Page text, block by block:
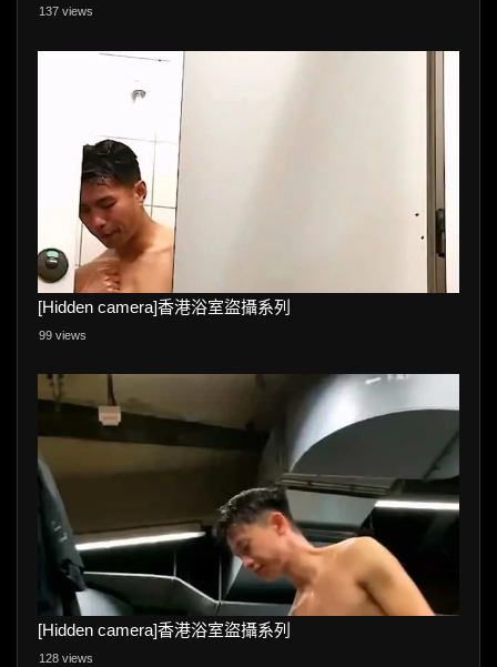
137 views
[Hidden camera]香港浴室盜攝系列
99 views
[Hidden camera]香港浴室盜攝系列
128 views